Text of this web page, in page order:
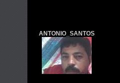
ANTONIO_SANTOS